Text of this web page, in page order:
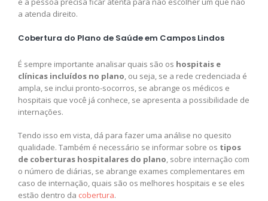
a atenda direito.
Cobertura do Plano de Saúde em Campos Lindos
É sempre importante analisar quais são os hospitais e
clínicas incluídos no plano, ou seja, se a rede credenciada é
ampla, se inclui pronto-socorros, se abrange os médicos e
hospitais que você já conhece, se apresenta a possibilidade de
internações.
Tendo isso em vista, dá para fazer uma análise no quesito
qualidade. Também é necessário se informar sobre os tipos
de coberturas hospitalares do plano, sobre internação com
o número de diárias, se abrange exames complementares em
caso de internação, quais são os melhores hospitais e se eles
estão dentro da cobertura.